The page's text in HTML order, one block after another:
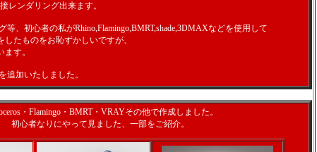
レンダリング出来ます。
等、初心者の私がRhino,Flamingo,BMRT,shade,3DMAXなどを使用して
たものをお恥ずかしいですが、
す。
追加いたしました。
・Flamingo・BMRT・VRAYその他で作成しました。
初心者なりにやって見ました、一部をご紹介。